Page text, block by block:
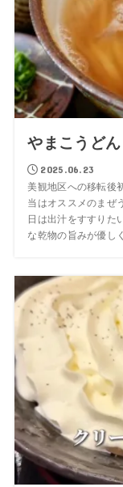
やまこうどん
2025.06.23
美観地区への移転後
当はオススメのまぜ
日は出汁をすすりた
な乾物の旨みが優し